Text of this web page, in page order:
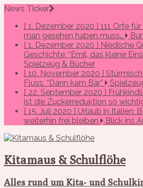
News Ticker
[ 1. Dezember 2020 ] 111 Orte
man gesehen haben muss…
[ 1. Dezember 2020 ] Niedliche
Geschichte: “Emil, das kleine
Spielzeug & Bücher
[ 10. November 2020 ]
Fluss: “Dann kam Bär”
[ 22. September 2020 ]
ist die Zuckerreduktion so
[ 15. Juli 2020 ] Urlaub in Italien:
weiterhin frei bleiben
Blick ins
Kitamaus & Schulflöhe
Alles rund um Kita- und